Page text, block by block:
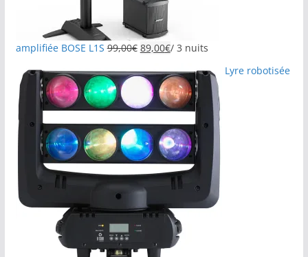
amplifiée BOSE L1S 99,00€ 89,00€/ 3 nuits
Lyre robotisée